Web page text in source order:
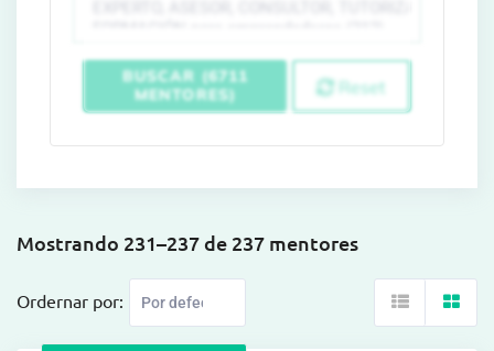
BUSCAR (6711
MENTORES)
Reset
Mostrando 231–237 de 237 mentores
Ordernar por: